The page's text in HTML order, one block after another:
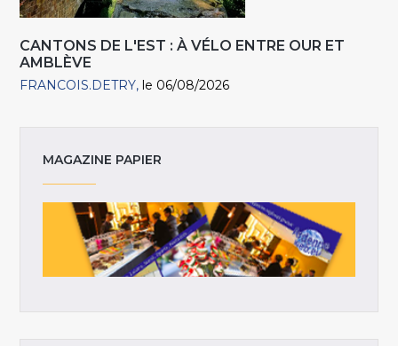
CANTONS DE L'EST : À VÉLO ENTRE OUR ET
AMBLÈVE
FRANCOIS.DETRY le 06/08/2026
MAGAZINE PAPIER